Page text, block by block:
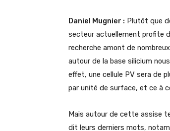
Daniel Mugnier : Plutôt que
secteur actuellement profite
recherche amont de
autour de la base silicium
effet, une cellule PV sera de
par unité de surface, et ce à
Mais autour de cette assise
dit leurs derniers mots,